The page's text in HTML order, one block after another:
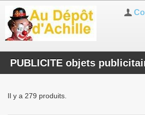
PUBLICITE objets
Il y a 279 produits.